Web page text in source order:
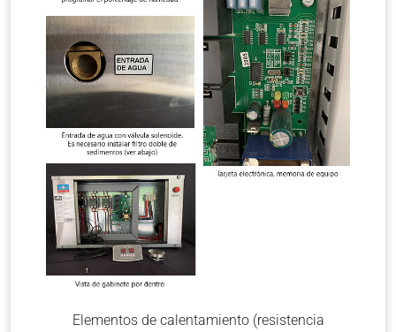
Elementos de calentamiento (resistencia